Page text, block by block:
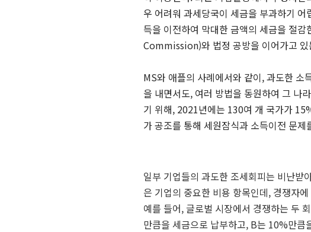
우 어려워 과세당국이 세금을 부과하기 어
득을 이전하여 막대한 금액의 세금을 절감
Commission)와 법정 공방을 이어가고 있
MS와 애플의 사례에서와 같이, 과도한 소
을 내면서도, 여러 방법을 동원하여 그 나
기 위해, 2021년에는 130여 개 국가가
가 공조를 통해 세원잠식과 소득이전 문
일부 기업들의 과도한 조세회피는 비난받
은 기업의 중요한 비용 항목인데, 경쟁자
예를 들어,글로벌 시장에서 경쟁하는 두
만큼을 세금으로 납부하고, B는 10%만큼